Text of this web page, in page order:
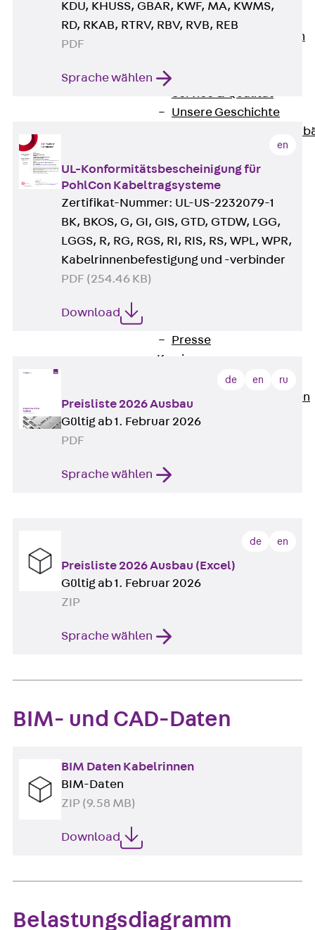
Unternehmen
Service & Qualität
Unsere Geschichte
Mitgliedschaften &
Zurück Aktuelles
News
Events
Kontakt
Zurück
Kontakt
Ansprechpersonen
Presse
Karriere
Karriere
Stellenausschreibungen
Unsere Standorte
KDU, KHUSS, GBAR, KWF, MA, KWMS,
RD, RKAB, RTRV, RBV, RVB, REB
PDF
Sprache wählen
en
UL-Konformitätsbescheinigung für
PohlCon Kabeltragsysteme
Zertifikat-Nummer: UL-US-2232079-1
BK, BKOS, G, GI, GIS, GTD, GTDW, LGG,
LGGS, R, RG, RGS, RI, RIS, RS, WPL, WPR,
Kabelrinnenbefestigung und -verbinder
PDF (254.46 KB)
Download
de en ru
Preisliste 2026 Ausbau
Gültig ab 1. Februar 2026
PDF
Sprache wählen
de en
Preisliste 2026 Ausbau (Excel)
Gültig ab 1. Februar 2026
ZIP
Sprache wählen
BIM- und CAD-Daten
BIM Daten Kabelrinnen
BIM-Daten
ZIP (9.58 MB)
Download
Belastungsdiagramm